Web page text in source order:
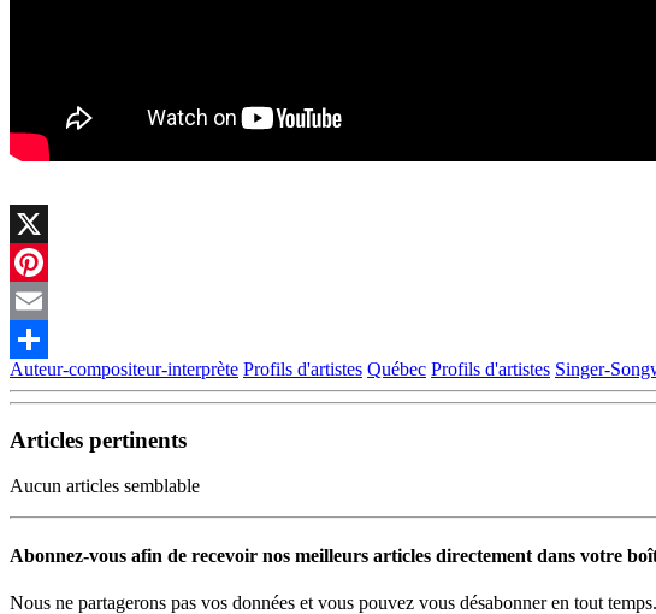
Facebook
X
Pinterest
Email
Partager
Auteur-compositeur-interprète Profils d'artistes Québec Profils d'artistes Singer-
Articles pertinents
Aucun articles semblable
Abonnez-vous afin de recevoir nos meilleurs articles directement dans votre
Nous ne partagerons pas vos données et vous pouvez vous désabonner en tout temps.